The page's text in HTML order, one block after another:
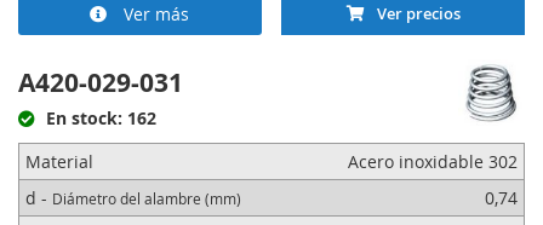
Ver más Ver precios
A420-029-031
En stock: 162
Material
Acero inoxidable 302
d - Diámetro del alambre (mm)
0,74